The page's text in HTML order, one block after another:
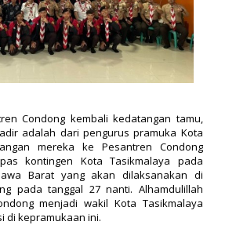
Condong kembali kedatangan tamu,
adalah dari pengurus pramuka Kota
mereka ke Pesantren Condong
kontingen Kota Tasikmalaya pada
Barat yang akan dilaksanakan di
pada tanggal 27 nanti. Alhamdulillah
menjadi wakil Kota Tasikmalaya
di kepramukaan ini.